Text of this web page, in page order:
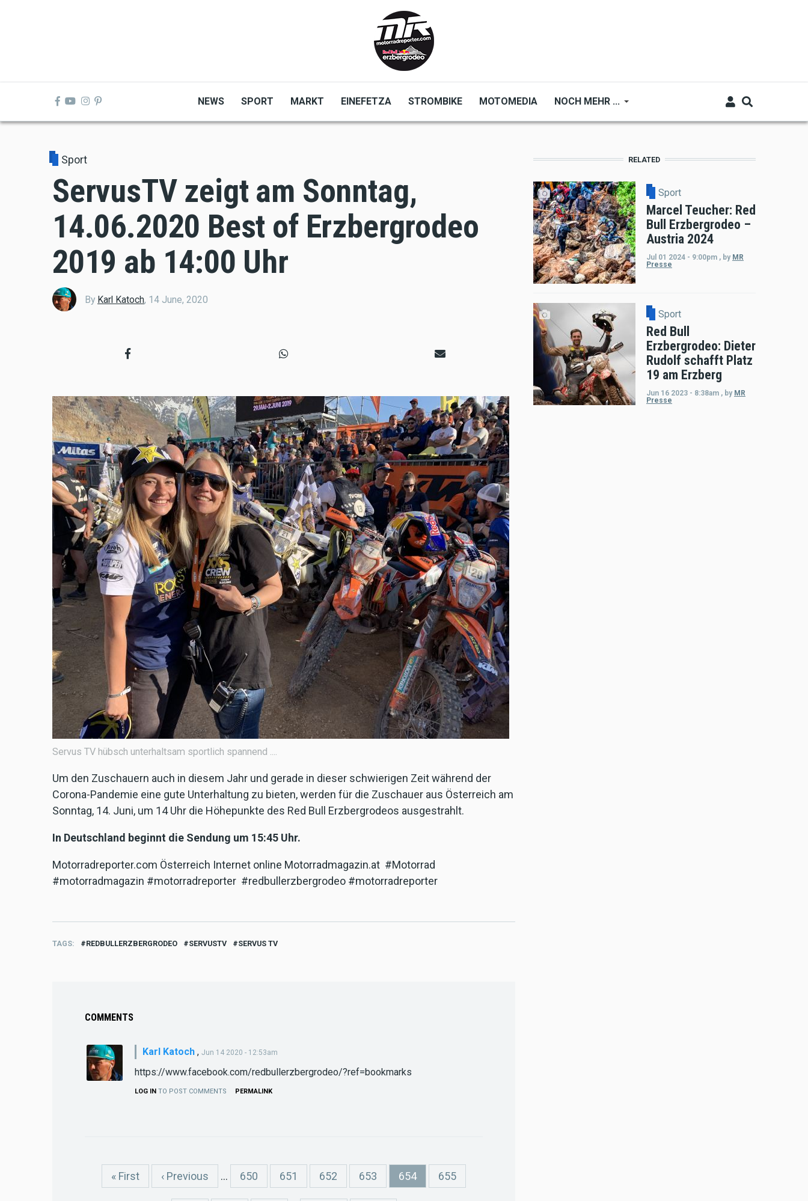
NEWS SPORT MARKT EINEFETZA STROMBIKE MOTOMEDIA NOCH MEHR ...
Sport
ServusTV zeigt am Sonntag,
14.06.2020 Best of Erzbergrodeo
2019 ab 14:00 Uhr
By Karl Katoch, 14 June, 2020
Servus TV hübsch unterhaltsam sportlich spannend ....
Um den Zuschauern auch in diesem Jahr und gerade in dieser schwierigen Zeit während der
Corona-Pandemie eine gute Unterhaltung zu bieten, werden für die Zuschauer aus Österreich am
Sonntag, 14. Juni, um 14 Uhr die Höhepunkte des Red Bull Erzbergrodeos ausgestrahlt.
In Deutschland beginnt die Sendung um 15:45 Uhr.
Motorradreporter.com Österreich Internet online Motorradmagazin.at #Motorrad
#motorradmagazin #motorradreporter #redbullerzbergrodeo #motorradreporter
TAGS REDBULLERZBERGRODEO SERVUSTV SERVUS TV
COMMENTS
Karl Katoch , Jun 14 2020 - 12:53am
https://www.facebook.com/redbullerzbergrodeo/?ref=bookmarks
LOG IN TO POST COMMENTS PERMALINK
First
« First
Previous
‹ Previous … Page
650 Page
651 Page
652 Page
653
Current
654 Page
655
RELATED
Sport
Marcel Teucher: Red
Bull Erzbergrodeo –
Austria 2024
Jul 01 2024 - 9:00pm , by MR
Presse
Sport
Red Bull
Erzbergrodeo: Dieter
Rudolf schafft Platz
19 am Erzberg
Jun 16 2023 - 8:38am , by MR
Presse